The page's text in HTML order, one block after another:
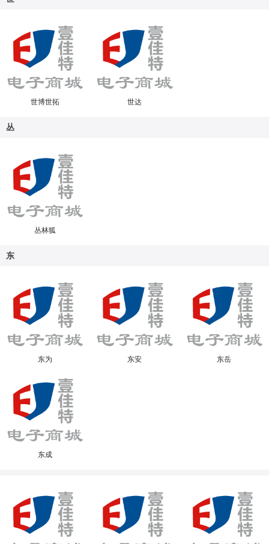
世博世拓 世达
丛
丛林狐
东
东为 东安 东岳
东成